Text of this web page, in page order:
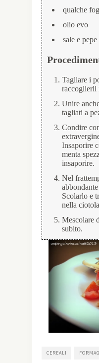
qualche
olio evo
sale e pepe
Tagliare i
raccoglierli
Unire
tagliati a
Condire
Insaporire
menta
insaporire.
Nel
Scolarlo e
nella
Mescolare
subito.
CEREALI